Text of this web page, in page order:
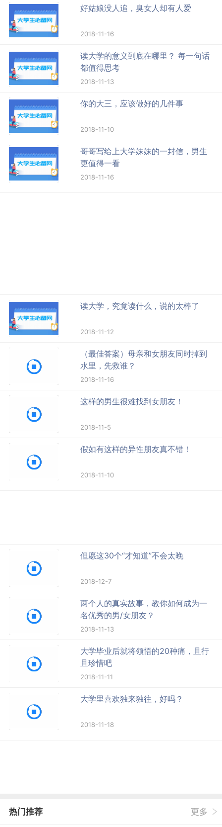
好姑娘没人追，臭女人却有人爱
2018-11-16
读大学的意义到底在哪里？ 每一句话
都值得思考
2018-11-13
你的大三，应该做好的几件事
2018-11-10
哥哥写给上大学妹妹的一封信，男生
更值得一看
2018-11-16
读大学，究竟读什么，说的太棒了
2018-11-12
（最佳答案）母亲和女朋友同时掉到
水里，先救谁？
2018-11-16
这样的男生很难找到女朋友！
2018-11-5
假如有这样的异性朋友真不错！
2018-11-10
但愿这30个“才知道”不会太晚
2018-12-7
两个人的真实故事，教你如何成为一
名优秀的男/女朋友？
2018-11-13
大学毕业后就将领悟的20种痛，且行
且珍惜吧
2018-11-11
大学里喜欢独来独往，好吗？
2018-11-18
热门推荐 更多